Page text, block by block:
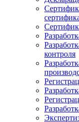
контроля